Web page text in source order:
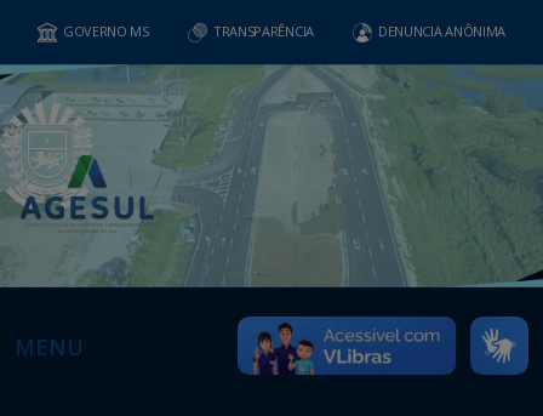
GOVERNO MS TRANSPARÊNCIA DENUNCIA ANÔNIMA
MENU